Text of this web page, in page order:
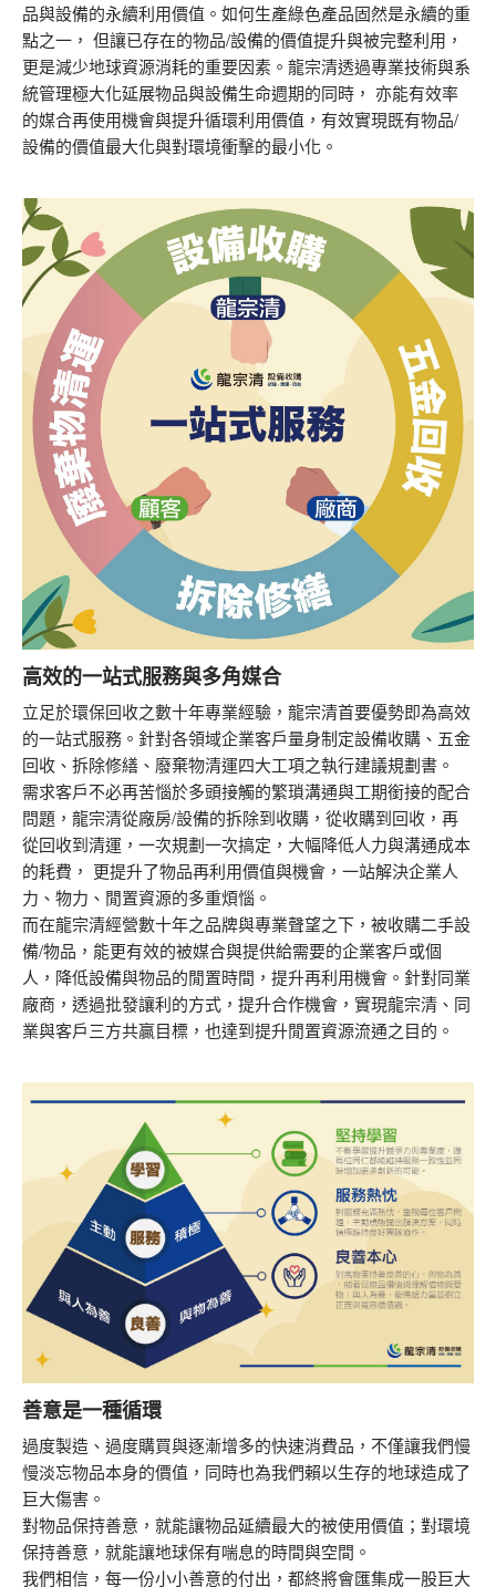
品與設備的永續利用價值。如何生產綠色產品固然是永續的重
點之一， 但讓已存在的物品/設備的價值提升與被完整利用，
更是減少地球資源消耗的重要因素。龍宗清透過專業技術與系
統管理極大化延展物品與設備生命週期的同時， 亦能有效率
的媒合再使用機會與提升循環利用價值，有效實現既有物品/
設備的價值最大化與對環境衝擊的最小化。
高效的一站式服務與多角媒合
立足於環保回收之數十年專業經驗，龍宗清首要優勢即為高效
的一站式服務。針對各領域企業客戶量身制定設備收購、五金
回收、拆除修繕、廢棄物清運四大工項之執行建議規劃書。
需求客戶不必再苦惱於多頭接觸的繁瑣溝通與工期銜接的配合
問題，龍宗清從廠房/設備的拆除到收購，從收購到回收，再
從回收到清運，一次規劃一次搞定，大幅降低人力與溝通成本
的耗費， 更提升了物品再利用價值與機會，一站解決企業人
力、物力、閒置資源的多重煩惱。
而在龍宗清經營數十年之品牌與專業聲望之下，被收購二手設
備/物品，能更有效的被媒合與提供給需要的企業客戶或個
人，降低設備與物品的閒置時間，提升再利用機會。針對同業
廠商，透過批發讓利的方式，提升合作機會，實現龍宗清、同
業與客戶三方共贏目標，也達到提升閒置資源流通之目的。
善意是一種循環
過度製造、過度購買與逐漸增多的快速消費品，不僅讓我們慢
慢淡忘物品本身的價值，同時也為我們賴以生存的地球造成了
巨大傷害。
對物品保持善意，就能讓物品延續最大的被使用價值；對環境
保持善意，就能讓地球保有喘息的時間與空間。
我們相信，每一份小小善意的付出，都終將會匯集成一股巨大